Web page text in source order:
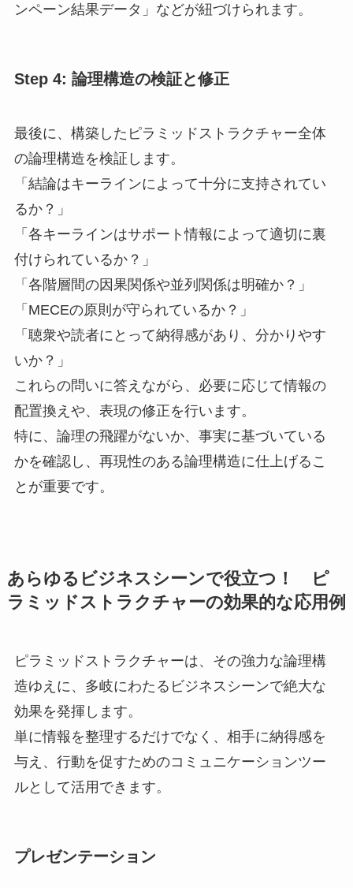
ンペーン結果データ」などが紐づけられます。
Step 4: 論理構造の検証と修正
最後に、構築したピラミッドストラクチャー全体
の論理構造を検証します。
「結論はキーラインによって十分に支持されてい
るか？」
「各キーラインはサポート情報によって適切に裏
付けられているか？」
「各階層間の因果関係や並列関係は明確か？」
「MECEの原則が守られているか？」
「聴衆や読者にとって納得感があり、分かりやす
いか？」
これらの問いに答えながら、必要に応じて情報の
配置換えや、表現の修正を行います。
特に、論理の飛躍がないか、事実に基づいている
かを確認し、再現性のある論理構造に仕上げるこ
とが重要です。
あらゆるビジネスシーンで役立つ！ ピ
ラミッドストラクチャーの効果的な応用例
ピラミッドストラクチャーは、その強力な論理構
造ゆえに、多岐にわたるビジネスシーンで絶大な
効果を発揮します。
単に情報を整理するだけでなく、相手に納得感を
与え、行動を促すためのコミュニケーションツー
ルとして活用できます。
プレゼンテーション